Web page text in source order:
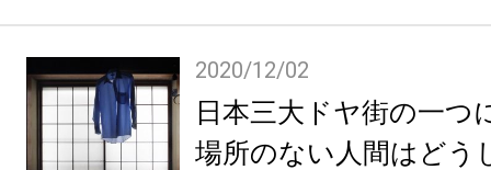
2020/12/02
日本三大ドヤ街の一つ
場所のない人間はどう